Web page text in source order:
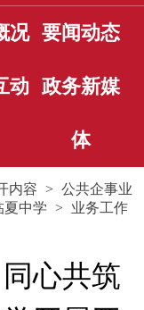
况 要闻动态
动 政务新媒
体
内容 > 公共企事业
夏中学 > 业务工作
心共筑